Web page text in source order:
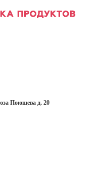
Поющева д. 20